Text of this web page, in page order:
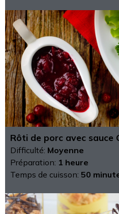
Rôti de porc avec sauce
Difficulté: Moyenne
Préparation: 1 heure
Temps de cuisson: 50